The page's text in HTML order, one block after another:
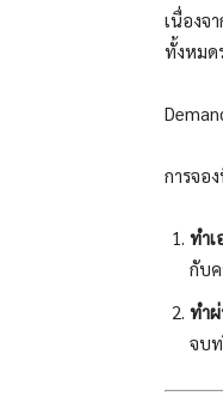
เนื่องจ
ทั้งหมด
การจอ
ทำเ
กับ
ทำ
จบท